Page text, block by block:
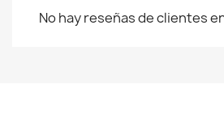
No hay reseñas de clientes